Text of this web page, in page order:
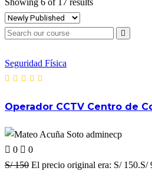
Showing 6 of 17 results
Seguridad Física
Operador CCTV Centro de
adminecp
0
0
S/ 150 El precio original era: S/ 150.S/